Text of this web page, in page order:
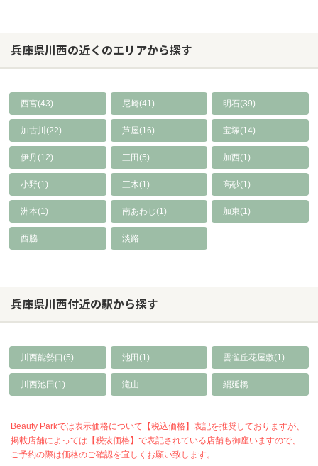
兵庫県川西の近くのエリアから探す
西宮(43) 尼崎(41) 明石(39)
加古川(22) 芦屋(16) 宝塚(14)
伊丹(12) 三田(5) 加西(1)
小野(1) 三木(1) 高砂(1)
洲本(1) 南あわじ(1) 加東(1)
西脇 淡路
兵庫県川西付近の駅から探す
川西能勢口(5) 池田(1) 雲雀丘花屋敷(1)
川西池田(1) 滝山 絹延橋
Beauty Parkでは表示価格について【税込価格】表記を推奨しておりますが、
掲載店舗によっては【税抜価格】で表記されている店舗も御座いますので、
ご予約の際は価格のご確認を宜しくお願い致します。